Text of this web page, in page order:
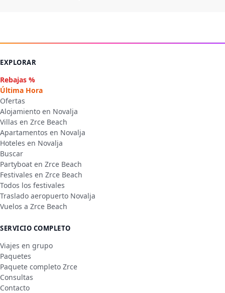
EXPLORAR
Rebajas %
Última Hora
Ofertas
Alojamiento en Novalja
Villas en Zrce Beach
Apartamentos en Novalja
Hoteles en Novalja
Buscar
Partyboat en Zrce Beach
Festivales en Zrce Beach
Todos los festivales
Traslado aeropuerto Novalja
Vuelos a Zrce Beach
SERVICIO COMPLETO
Viajes en grupo
Paquetes
Paquete completo Zrce
Consultas
Contacto